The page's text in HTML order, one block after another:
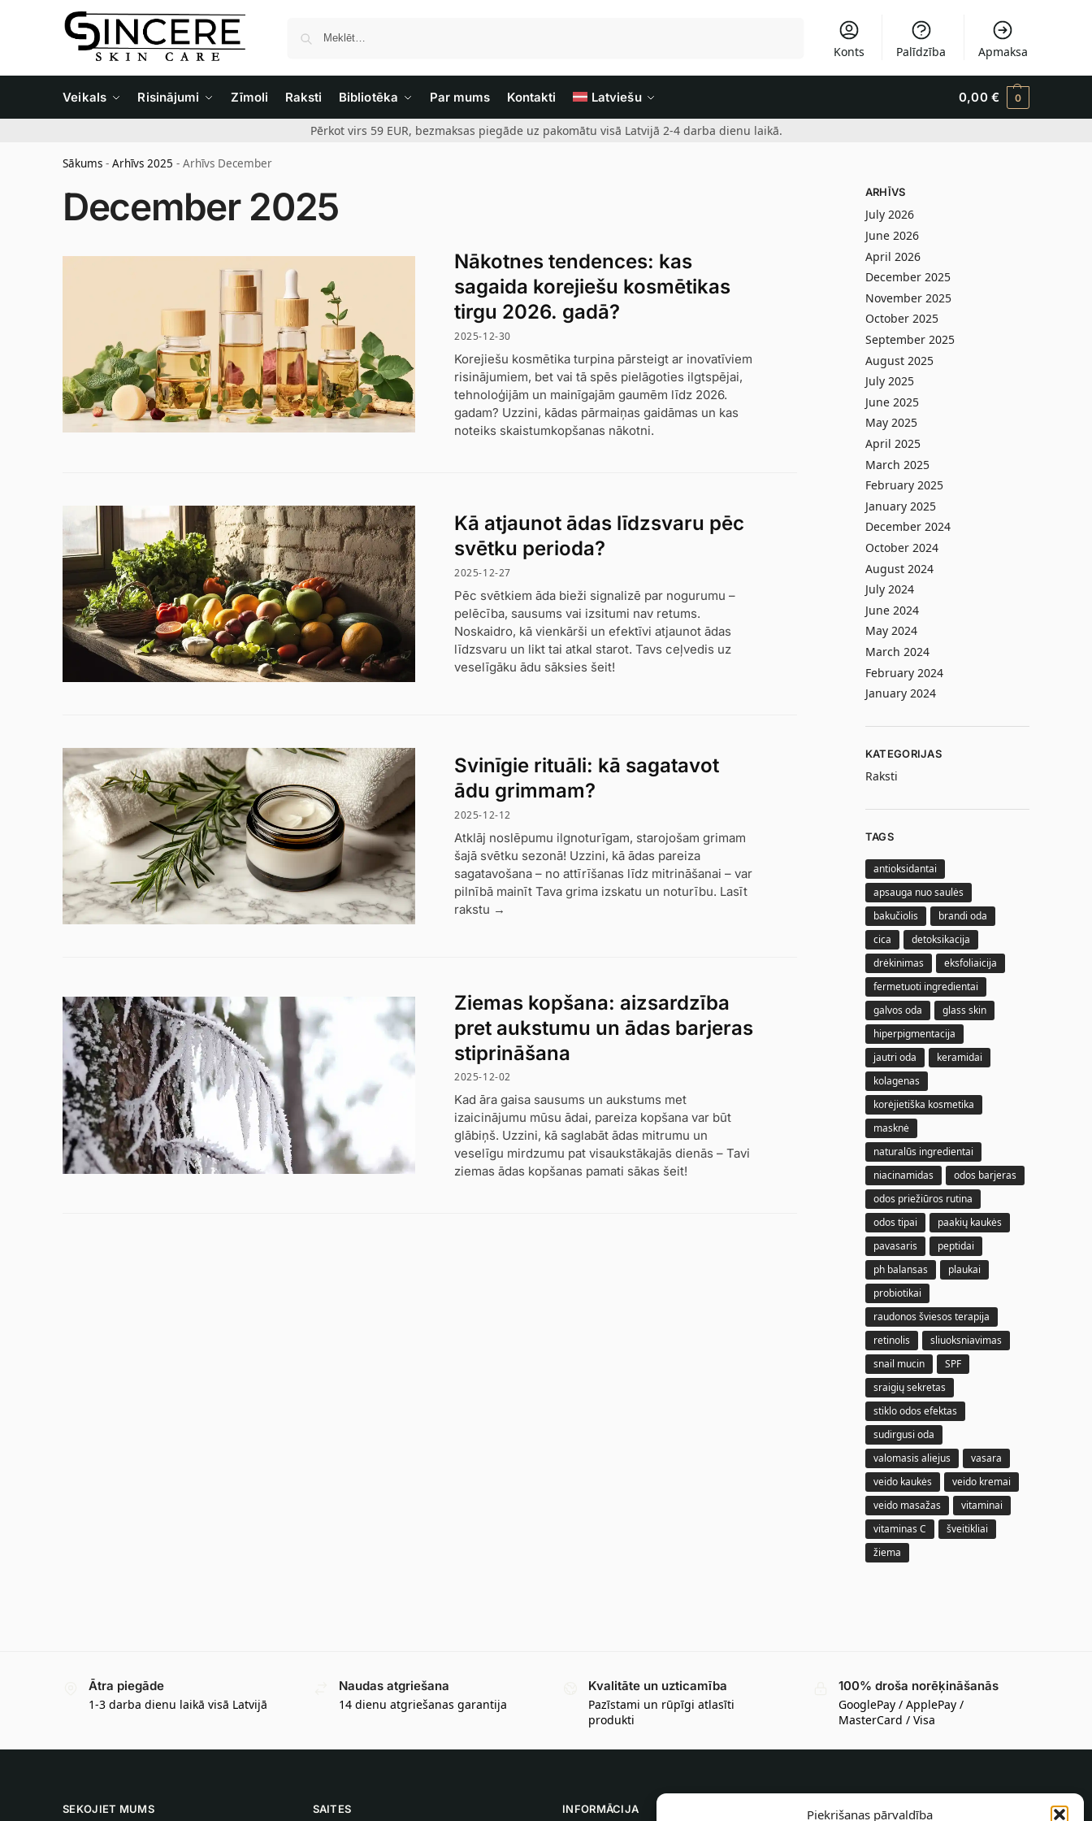
Piekrišanas pārvaldība
Konts Palīdzība Apmaksa
Veikals Risinājumi Zīmoli Raksti Bibliotēka Par mums Kontakti Latviešu 0,00 € 0
Pērkot virs 59 EUR, bezmaksas piegāde uz pakomātu visā Latvijā 2-4 darba dienu laikā.
Sākums - Arhīvs 2025 - Arhīvs December
December 2025
Nākotnes tendences: kas
sagaida korejiešu kosmētikas
tirgu 2026. gadā?
2025-12-30
Korejiešu kosmētika turpina pārsteigt ar inovatīviem
risinājumiem, bet vai tā spēs pielāgoties ilgtspējai,
tehnoloģijām un mainīgajām gaumēm līdz 2026.
gadam? Uzzini, kādas pārmaiņas gaidāmas un kas
noteiks skaistumkopšanas nākotni.
Kā atjaunot ādas līdzsvaru pēc
svētku perioda?
2025-12-27
Pēc svētkiem āda bieži signalizē par nogurumu –
pelēcība, sausums vai izsitumi nav retums.
Noskaidro, kā vienkārši un efektīvi atjaunot ādas
līdzsvaru un likt tai atkal starot. Tavs ceļvedis uz
veselīgāku ādu sāksies šeit!
Svinīgie rituāli: kā sagatavot
ādu grimmam?
2025-12-12
Atklāj noslēpumu ilgnoturīgam, starojošam grimam
šajā svētku sezonā! Uzzini, kā ādas pareiza
sagatavošana – no attīrīšanas līdz mitrināšanai – var
pilnībā mainīt Tava grima izskatu un noturību. Lasīt
rakstu →
Ziemas kopšana: aizsardzība
pret aukstumu un ādas barjeras
stiprināšana
2025-12-02
Kad āra gaisa sausums un aukstums met
izaicinājumu mūsu ādai, pareiza kopšana var būt
glābiņš. Uzzini, kā saglabāt ādas mitrumu un
veselīgu mirdzumu pat visaukstākajās dienās – Tavi
ziemas ādas kopšanas pamati sākas šeit!
ARHĪVS
July 2026
June 2026
April 2026
December 2025
November 2025
October 2025
September 2025
August 2025
July 2025
June 2025
May 2025
April 2025
March 2025
February 2025
January 2025
December 2024
October 2024
August 2024
July 2024
June 2024
May 2024
March 2024
February 2024
January 2024
KATEGORIJAS
Raksti
TAGS
antioksidantai
apsauga nuo saulės
bakučiolis
brandi oda
cica
detoksikacija
drėkinimas
eksfoliaicija
fermetuoti ingredientai
galvos oda
glass skin
hiperpigmentacija
jautri oda
keramidai
kolagenas
korėjietiška kosmetika
masknė
naturalūs ingredientai
niacinamidas
odos barjeras
odos priežiūros rutina
odos tipai
paakių kaukės
pavasaris
peptidai
ph balansas
plaukai
probiotikai
raudonos šviesos terapija
retinolis
sliuoksniavimas
snail mucin
SPF
sraigių sekretas
stiklo odos efektas
sudirgusi oda
valomasis aliejus
vasara
veido kaukės
veido kremai
veido masažas
vitaminai
vitaminas C
šveitikliai
žiema
Ātra piegāde
1-3 darba dienu laikā visā Latvijā
Naudas atgriešana
14 dienu atgriešanas garantija
Kvalitāte un uzticamība
Pazīstami un rūpīgi atlasīti
produkti
100% droša norēķināšanās
GooglePay / ApplePay /
MasterCard / Visa
SEKOJIET MUMS SAITES INFORMĀCIJA INFORMĀCIJA PIRCĒJAM